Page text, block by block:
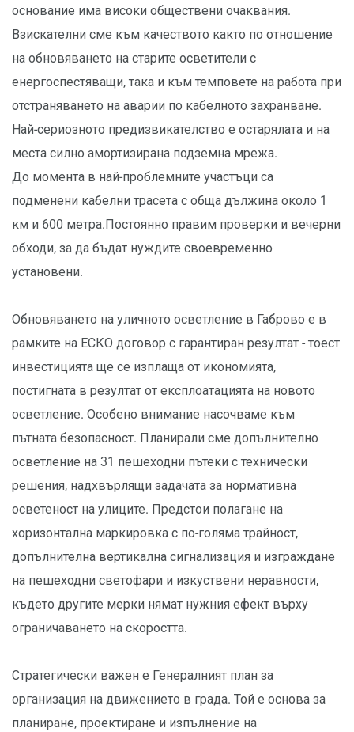
основание има високи обществени очаквания.
Взискателни сме към качеството както по отношение
на обновяването на старите осветители с
енергоспестяващи, така и към темповете на работа при
отстраняването на аварии по кабелното захранване.
Най-сериозното предизвикателство е остарялата и на
места силно амортизирана подземна мрежа.
До момента в най-проблемните участъци са
подменени кабелни трасета с обща дължина около 1
км и 600 метра.Постоянно правим проверки и вечерни
обходи, за да бъдат нуждите своевременно
установени.
Обновяването на уличното осветление в Габрово е в
рамките на ЕСКО договор с гарантиран резултат - тоест
инвестицията ще се изплаща от икономията,
постигната в резултат от експлоатацията на новото
осветление. Особено внимание насочваме към
пътната безопасност. Планирали сме допълнително
осветление на 31 пешеходни пътеки с технически
решения, надхвърлящи задачата за нормативна
осветеност на улиците. Предстои полагане на
хоризонтална маркировка с по-голяма трайност,
допълнителна вертикална сигнализация и изграждане
на пешеходни светофари и изкуствени неравности,
където другите мерки нямат нужния ефект върху
ограничаването на скоростта.
Стратегически важен е Генералният план за
организация на движението в града. Той е основа за
планиране, проектиране и изпълнение на